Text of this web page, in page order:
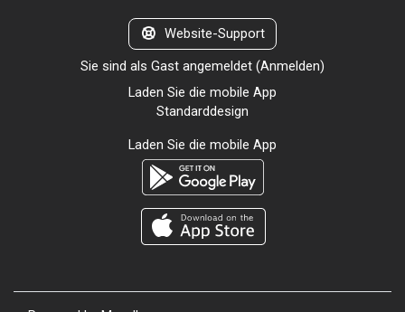
Website-Support
Sie sind als Gast angemeldet (Anmelden)
Laden Sie die mobile App
Standarddesign
Laden Sie die mobile App